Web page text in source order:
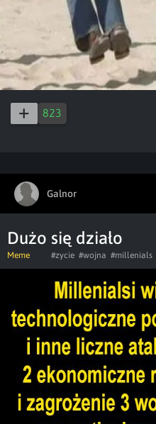
823
Galnor
Dużo się działo
Meme #zycie #wojna #millenials